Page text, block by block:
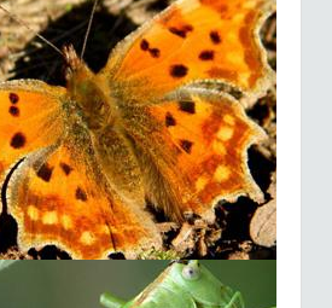
Fiche espèce
Rosier des chiens |
Rosa canina
2026-08-04
Fiche espèce
Ronce framboisier |
Rubus idaeus
2026-08-04
Fiche espèce
Boucage élevé |
Pimpinella major
2026-08-04